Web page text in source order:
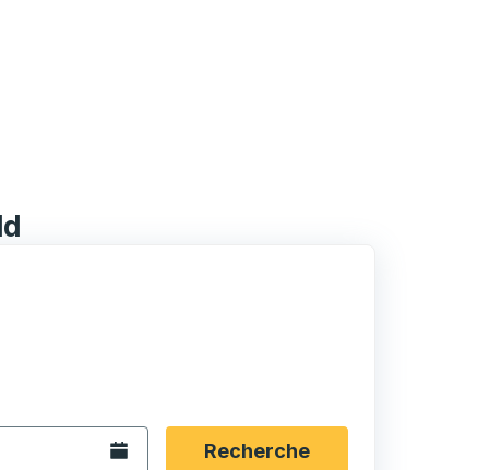
pour accéder à la ville d'origine souhaitée, puis
de localisation, puis utilisez les touches fléchées
Ouvrez le calendrier.Recherche